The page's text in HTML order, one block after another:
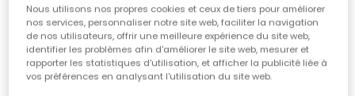
-50%
Nous utilisons nos propres cookies et ceux de tiers pour améliorer
nos services, personnaliser notre site web, faciliter la navigation
de nos utilisateurs, offrir une meilleure expérience du site web,
identifier les problèmes afin d'améliorer le site web, mesurer et
rapporter les statistiques d'utilisation, et afficher la publicité liée à
vos préférences en analysant l'utilisation du site web.